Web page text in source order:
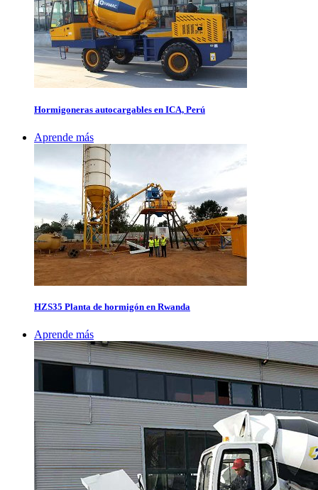
Hormigoneras autocargables en ICA, Perú
Aprende más
HZS35 Planta de hormigón en Rwanda
Aprende más